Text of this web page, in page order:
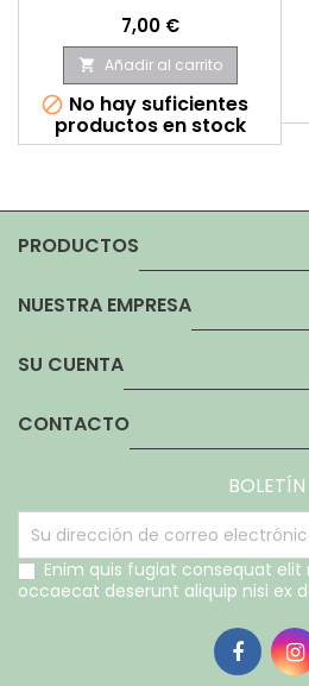
Precio
7,00 €
 Añadir al carrito
 No hay suficientes
productos en stock
PRODUCTOS
NUESTRA EMPRESA
SU CUENTA
CONTACTO
BOLETÍN
Enim quis fugiat consequat
occaecat deserunt aliquip nisi ex